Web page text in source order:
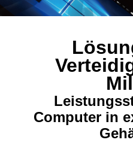
Computer in